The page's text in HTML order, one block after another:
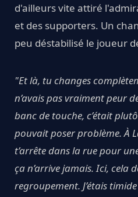
d'ailleurs vite attiré
et des supporters. Un
peu déstabilisé le joueur
"Et là, tu changes
n’avais pas vraiment peur
banc de touche, c’était
pouvait poser problème. À
t’arrête dans la rue pour
ça n’arrive jamais. Ici, cela
regroupement. J’étais